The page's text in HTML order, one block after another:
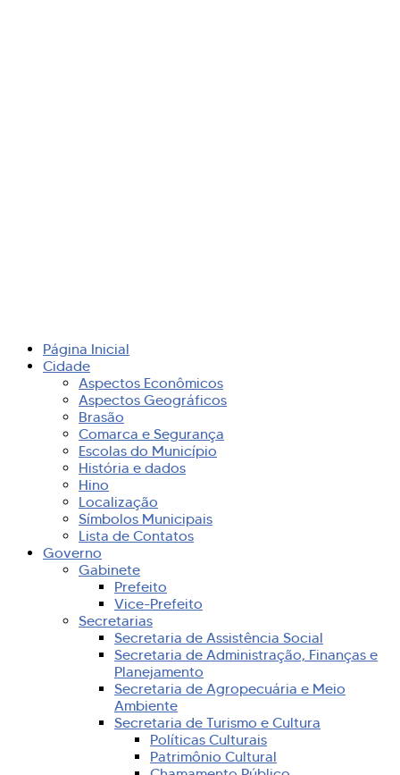
Página Inicial
Cidade
Aspectos Econômicos
Aspectos Geográficos
Brasão
Comarca e Segurança
Escolas do Município
História e dados
Hino
Localização
Símbolos Municipais
Lista de Contatos
Governo
Gabinete
Prefeito
Vice-Prefeito
Secretarias
Secretaria de Assistência Social
Secretaria de Administração, Finanças e
Planejamento
Secretaria de Agropecuária e Meio
Ambiente
Secretaria de Turismo e Cultura
Políticas Culturais
Patrimônio Cultural